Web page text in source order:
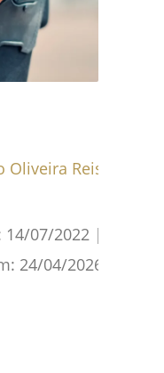
Oliveira Reis
14/07/2022 |
24/04/2026